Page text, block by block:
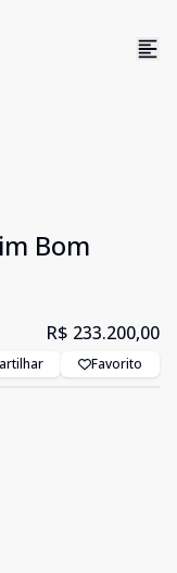
Bom
R$ 233.200,00
Favorito